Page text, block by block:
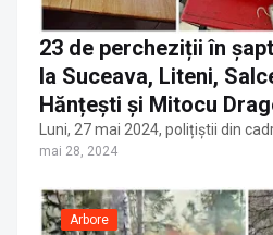
23 de percheziții în
la Suceava, Liteni,
Hănțești și Mitocu
Luni, 27 mai 2024, polițiștii din
mai 28, 2024
Arbore